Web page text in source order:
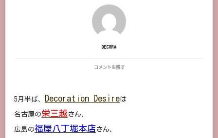
DECORA
名
三
八
コメントを残す
5月半ば、 Decoration Desireは
名古屋の栄三越 さん、
広島の福屋八丁堀本店さん、